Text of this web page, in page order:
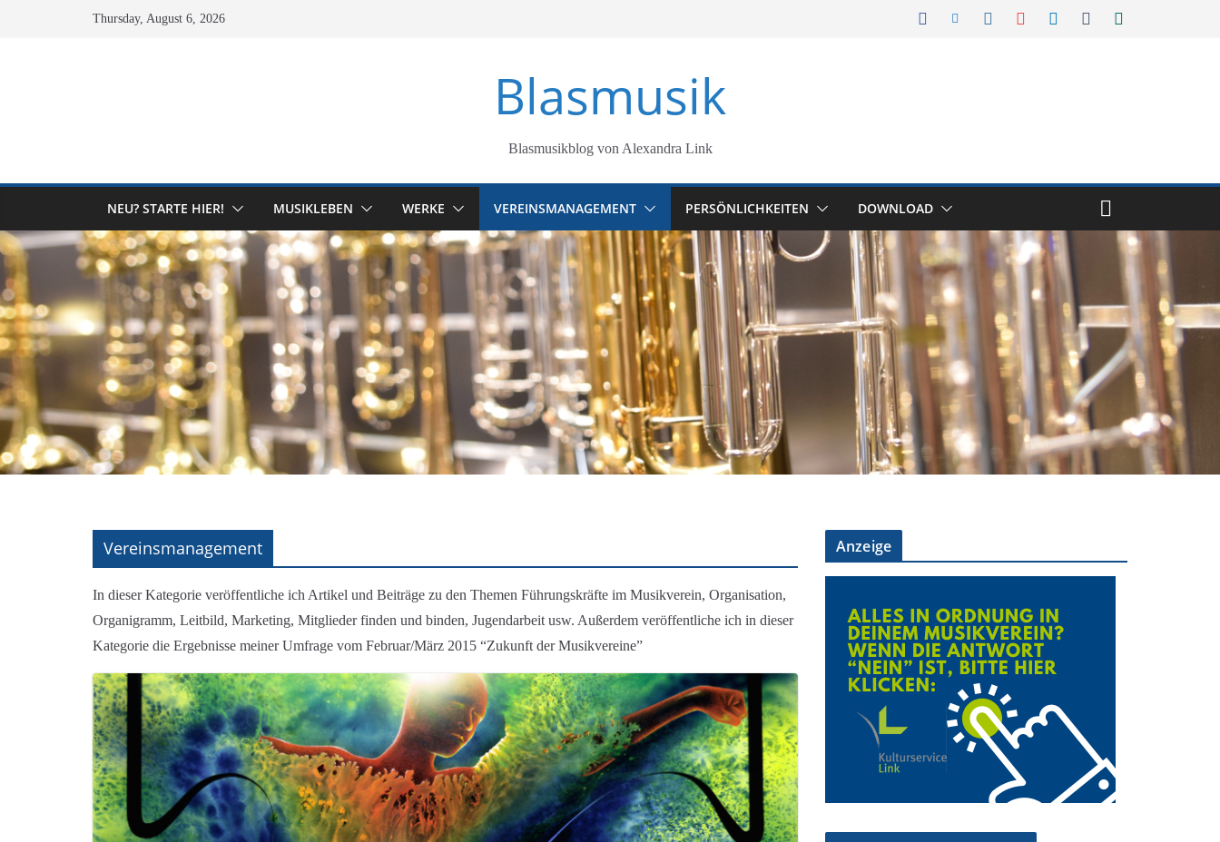
Thursday, August 6, 2026
Blasmusik
Blasmusikblog von Alexandra Link
NEU? STARTE HIER! MUSIKLEBEN WERKE VEREINSMANAGEMENT PERSÖNLICHKEITEN DOWNLOAD
Vereinsmanagement
In dieser Kategorie veröffentliche ich Artikel und Beiträge zu den Themen Führungskräfte im Musikverein, Organisation,
Organigramm, Leitbild, Marketing, Mitglieder finden und binden, Jugendarbeit usw. Außerdem veröffentliche ich in dieser
Kategorie die Ergebnisse meiner Umfrage vom Februar/März 2015 “Zukunft der Musikvereine”
Anzeige